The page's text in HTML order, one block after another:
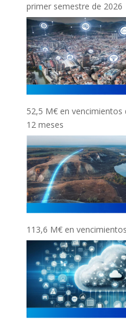
primer semestre de 2026
52,5 M€ en
12 meses
113,6 M€ en